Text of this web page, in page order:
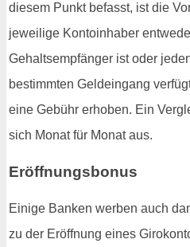
diesem Punkt befasst, ist die
jeweilige Kontoinhaber
Gehaltsempfänger ist oder
bestimmten Geldeingang
eine Gebühr erhoben. Ein
sich Monat für Monat aus.
Eröffnungsbonus
Einige Banken werben auch
zu der Eröffnung eines